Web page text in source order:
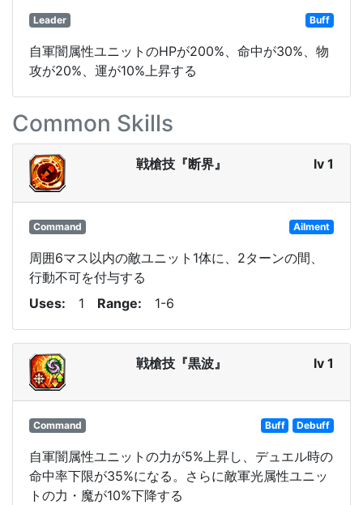
Leader Buff
自軍闇属性ユニットのHPが200%、命中が30%、物
攻が20%、運が10%上昇する
Common Skills
戦槍技『断界』 lv 1
Command Ailment
周囲6マス以内の敵ユニット1体に、2ターンの間、
行動不可を付与する
Uses
1 Range 1-6
戦槍技『黒波』 lv 1
Command Buff Debuff
自軍闇属性ユニットの力が5%上昇し、デュエル時の
命中率下限が35%になる。さらに敵軍光属性ユニッ
トの力・魔が10%下降する